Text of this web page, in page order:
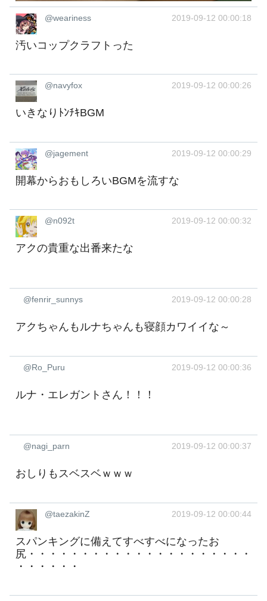
@weariness 2019-09-12 00:00:18
汚いコップクラフトった
@navyfox 2019-09-12 00:00:26
いきなりﾄﾝﾁｷBGM
@jagement 2019-09-12 00:00:29
開幕からおもしろいBGMを流すな
@n092t 2019-09-12 00:00:32
アクの貴重な出番来たな
@fenrir_sunnys 2019-09-12 00:00:28
アクちゃんもルナちゃんも寝顔カワイイな～
@Ro_Puru 2019-09-12 00:00:36
ルナ・エレガントさん！！！
@nagi_parn 2019-09-12 00:00:37
おしりもスベスベｗｗｗ
@taezakinZ 2019-09-12 00:00:44
スパンキングに備えてすべすべになったお
尻・・・・・・・・・・・・・・・・・・・・・
・・・・・・